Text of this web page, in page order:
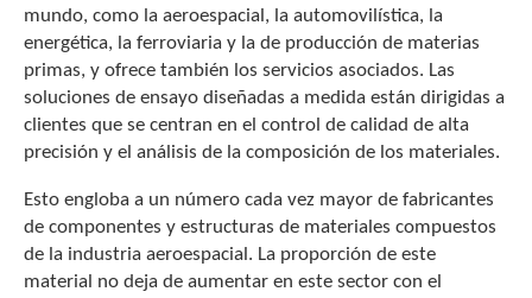
mundo, como la aeroespacial, la automovilística, la
energética, la ferroviaria y la de producción de materias
primas, y ofrece también los servicios asociados. Las
soluciones de ensayo diseñadas a medida están dirigidas a
clientes que se centran en el control de calidad de alta
precisión y el análisis de la composición de los materiales.
Esto engloba a un número cada vez mayor de fabricantes
de componentes y estructuras de materiales compuestos
de la industria aeroespacial. La proporción de este
material no deja de aumentar en este sector con el